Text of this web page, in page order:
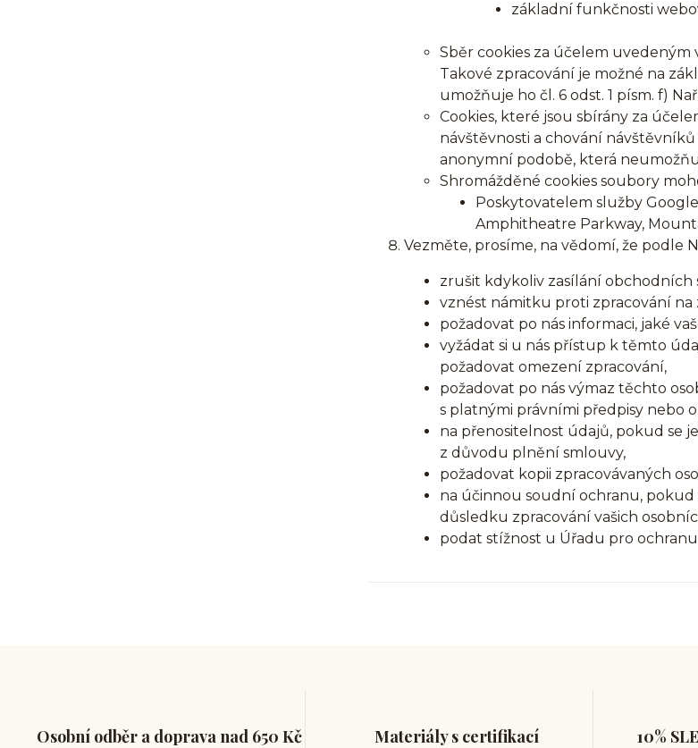
základní funkčnosti
Sběr cookies za účelem uvedeným
Takové zpracování je možné na
umožňuje ho čl. 6 odst. 1 písm. f)
Cookies, které jsou sbírány za
návštěvnosti a chování
anonymní podobě, která
Shromážděné cookies soubory
Poskytovatelem služby
Amphitheatre Parkway,
Vezměte, prosíme, na vědomí, že podle
zrušit kdykoliv zasílání obchodních
vznést námitku proti zpracování na
požadovat po nás informaci, jaké
vyžádat si u nás přístup k těmto
požadovat omezení zpracování,
požadovat po nás výmaz těchto
s platnými právními předpisy nebo
na přenositelnost údajů, pokud se
z důvodu plnění smlouvy,
požadovat kopii zpracovávaných
na účinnou soudní ochranu, pokud
důsledku zpracování vašich
podat stížnost u Úřadu pro
Osobní odběr a doprava nad 650 Kč
Materiály s certifikací 10%